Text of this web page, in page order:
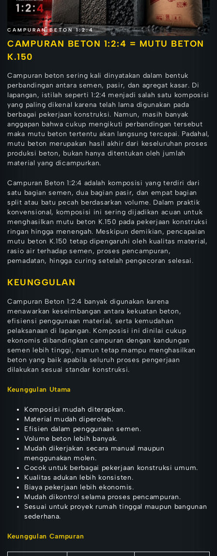
CAMPURAN BETON 1:2:4
CAMPURAN BETON 1:2:4 = MUTU BETON
K.150
Campuran beton sering kali dinyatakan dalam bentuk
perbandingan antara semen, pasir, dan agregat kasar. Di
lapangan, istilah seperti 1:2:4 menjadi salah satu komposisi
yang paling dikenal karena telah lama digunakan pada
berbagai pekerjaan konstruksi. Namun, masih banyak
anggapan bahwa cukup mengikuti perbandingan tersebut
maka mutu beton tertentu akan langsung tercapai. Padahal,
mutu beton merupakan hasil akhir dari keseluruhan proses
produksi beton, bukan hanya ditentukan oleh jumlah
material yang dicampurkan.
Campuran Beton 1:2:4 adalah komposisi yang terdiri dari
satu bagian semen, dua bagian pasir, dan empat bagian
split atau batu pecah berdasarkan volume. Dalam praktik
konvensional, komposisi ini sering dijadikan acuan untuk
menghasilkan mutu beton K.150 pada pekerjaan konstruksi
ringan hingga menengah. Meskipun demikian, pencapaian
mutu beton K.150 tetap dipengaruhi oleh kualitas material,
rasio air terhadap semen, proses pencampuran,
pemadatan, hingga curing setelah pengecoran selesai.
KEUNGGULAN
Campuran Beton 1:2:4 banyak digunakan karena
menawarkan keseimbangan antara kekuatan beton,
efisiensi penggunaan material, serta kemudahan
pelaksanaan di lapangan. Komposisi ini dinilai cukup
ekonomis dibandingkan campuran dengan kandungan
semen lebih tinggi, namun tetap mampu menghasilkan
beton yang baik apabila seluruh proses pengerjaan
dilakukan sesuai standar konstruksi.
Keunggulan Utama
Komposisi mudah diterapkan.
Material mudah diperoleh.
Efisien dalam penggunaan semen.
Volume beton lebih banyak.
Mudah dikerjakan secara manual maupun
menggunakan molen.
Cocok untuk berbagai pekerjaan konstruksi umum.
Kualitas adukan lebih konsisten.
Biaya pekerjaan lebih ekonomis.
Mudah dikontrol selama proses pencampuran.
Sesuai untuk proyek rumah tinggal maupun bangunan
sederhana.
Keunggulan Campuran